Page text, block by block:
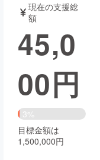
書籍・雑誌
チャレンジ
Creation
現在の支援総
額
45,0
00円
3%
目標金額は
1,500,000円